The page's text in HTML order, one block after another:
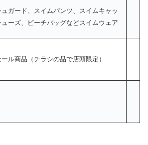
ガード、スイムパンツ、スイムキャッ
ーズ、ビーチバッグなどスイムウェア
ル商品（チラシの品で店頭限定）